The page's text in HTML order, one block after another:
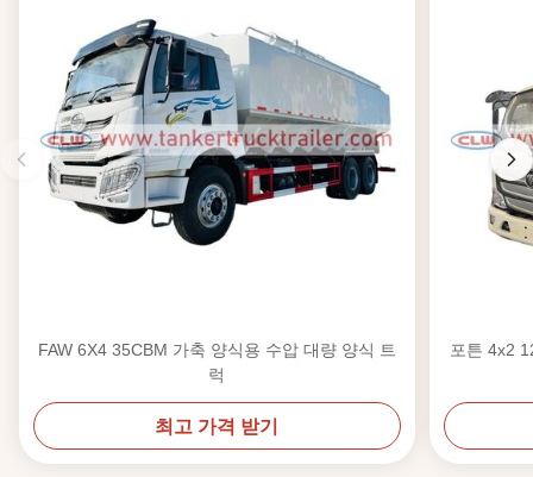
FAW 6X4 35CBM 가축 양식용 수압 대량 양식 트
럭
최고 가격 받기
포튼 4x2